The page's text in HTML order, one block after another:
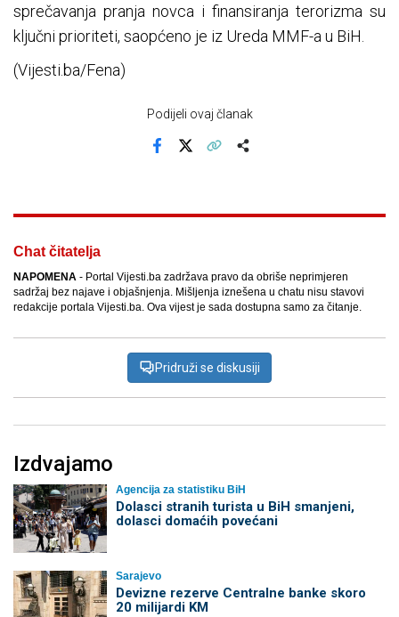
sprečavanja pranja novca i finansiranja terorizma su
ključni prioriteti, saopćeno je iz Ureda MMF-a u BiH.
(Vijesti.ba/Fena)
Podijeli ovaj članak
Chat čitatelja
NAPOMENA - Portal Vijesti.ba zadržava pravo da obriše neprimjeren
sadržaj bez najave i objašnjenja. Mišljenja iznešena u chatu nisu stavovi
redakcije portala Vijesti.ba. Ova vijest je sada dostupna samo za čitanje.
Pridruži se diskusiji
Izdvajamo
Agencija za statistiku BiH
Dolasci stranih turista u BiH smanjeni,
dolasci domaćih povećani
Sarajevo
Devizne rezerve Centralne banke skoro
20 milijardi KM